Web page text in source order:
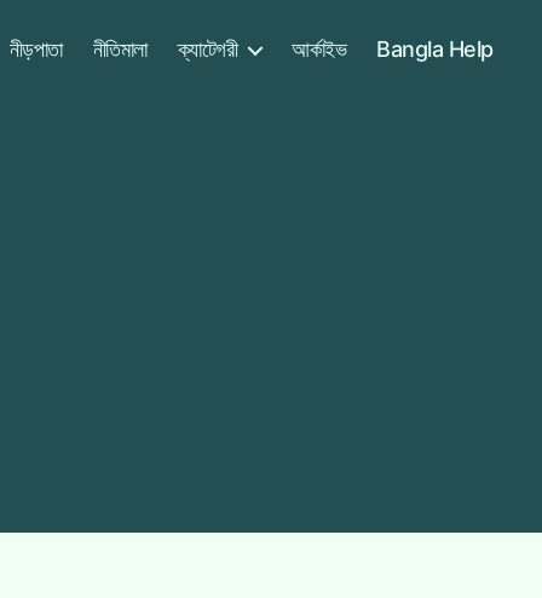
নীড়পাতা নীতিমালা ক্যাটেগরী আর্কাইভ Bangla Help